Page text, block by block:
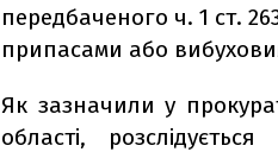
передбаченого ч. 1 ст.
припасами або
Як зазначили у
області,